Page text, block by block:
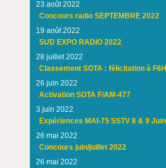
23 août 2022
Concours radio SEPTEMBRE 2022
19 août 2022
SUD EXPO RADIO 2022
28 juillet 2022
Classement SOTA : félicitation à
26 juin 2022
Activation SOTA F/AM-477
3 juin 2022
Expériences MAI-75 SSTV 8 & 9
26 mai 2022
Concours juin/juillet 2022
26 mai 2022